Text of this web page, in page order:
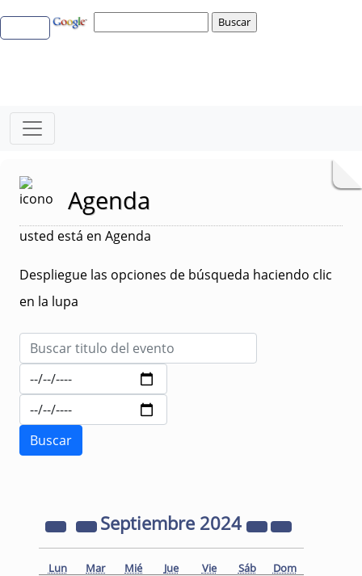
Agenda
usted está en Agenda
Despliegue las opciones de búsqueda haciendo clic
en la lupa
Septiembre 2024
Lun Mar Mié Jue Vie Sáb Dom